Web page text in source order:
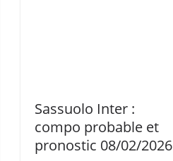
Sassuolo Inter :
compo probable et
pronostic 08/02/2026